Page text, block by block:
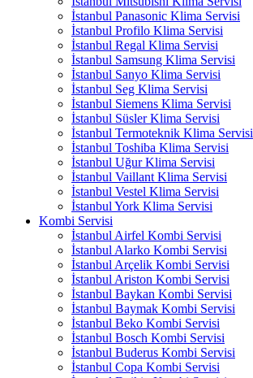
İstanbul Panasonic Klima Servisi
İstanbul Profilo Klima Servisi
İstanbul Regal Klima Servisi
İstanbul Samsung Klima Servisi
İstanbul Sanyo Klima Servisi
İstanbul Seg Klima Servisi
İstanbul Siemens Klima Servisi
İstanbul Süsler Klima Servisi
İstanbul Termoteknik Klima Servisi
İstanbul Toshiba Klima Servisi
İstanbul Uğur Klima Servisi
İstanbul Vaillant Klima Servisi
İstanbul Vestel Klima Servisi
İstanbul York Klima Servisi
Kombi Servisi
İstanbul Airfel Kombi Servisi
İstanbul Alarko Kombi Servisi
İstanbul Arçelik Kombi Servisi
İstanbul Ariston Kombi Servisi
İstanbul Baykan Kombi Servisi
İstanbul Baymak Kombi Servisi
İstanbul Beko Kombi Servisi
İstanbul Bosch Kombi Servisi
İstanbul Buderus Kombi Servisi
İstanbul Copa Kombi Servisi